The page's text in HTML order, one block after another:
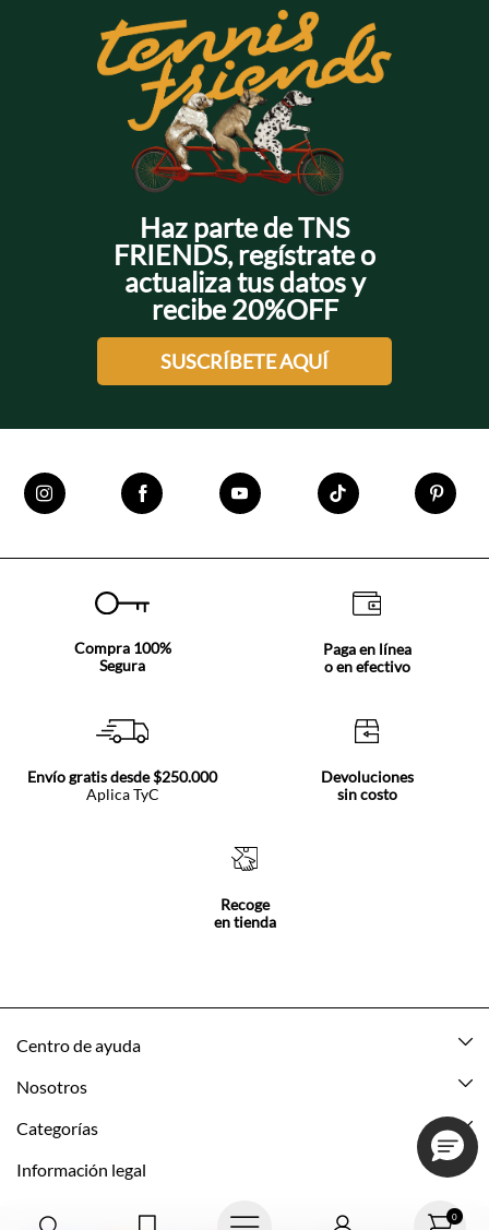
0
Haz parte de TNS
FRIENDS, regístrate o
actualiza tus datos y
recibe 20%OFF
SUSCRÍBETE AQUÍ
Compra 100%
Segura
Paga en línea
o en efectivo
Envío gratis desde $250.000
Aplica TyC
Devoluciones
sin costo
Recoge
en tienda
Centro de ayuda
Mis pedidos
Nosotros
Acerca de Tennis
Categorías
Nuevo
Información legal